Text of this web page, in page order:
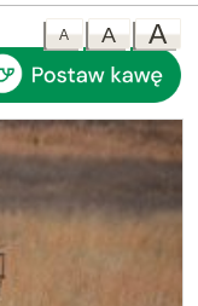
A
A
A